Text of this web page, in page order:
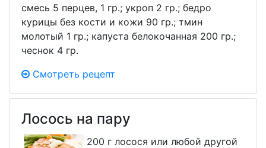
смесь 5 перцев, 1 гр.; укроп 2 гр.; бедро
курицы без кости и кожи 90 гр.; тмин
молотый 1 гр.; капуста белокочанная 200 гр.;
чеснок 4 гр.
Смотреть рецепт
Лосось на пару
200 г лосося или любой другой